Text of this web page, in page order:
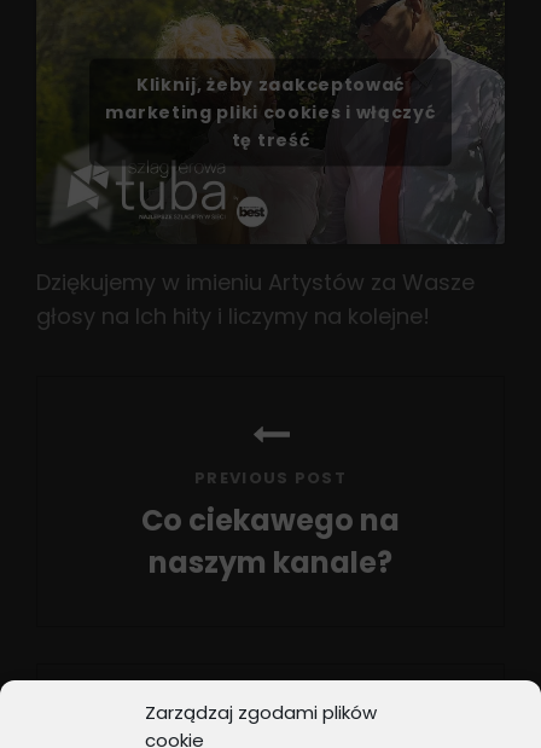
Zarządzaj zgodami plików
cookie
Kliknij, żeby zaakceptować
marketing pliki cookies i włączyć
tę treść
Dziękujemy w imieniu Artystów za Wasze
głosy na Ich hity i liczymy na kolejne!
PREVIOUS POST
Co ciekawego na
naszym kanale?